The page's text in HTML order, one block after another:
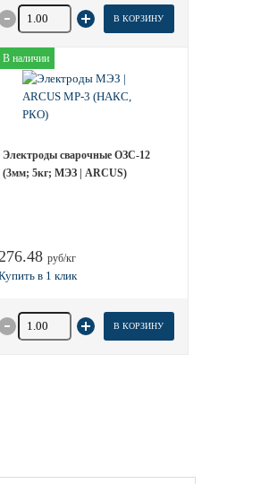
Количество товара В КОРЗИНУ
В наличии
Электроды сварочные ОЗС-12
(3мм; 5кг; МЭЗ | ARCUS)
руб/кг
Количество товара В КОРЗИНУ